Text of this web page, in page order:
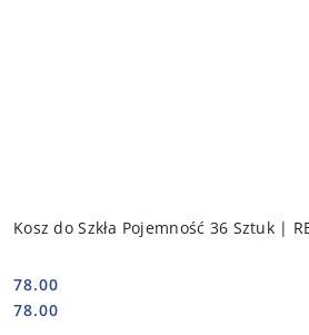
Kosz do Szkła Pojemność 36 Sztuk |
Cena:
78.00
Cena:
78.00